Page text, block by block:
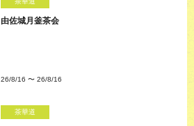
由佐城月釜茶会
26/8/16 〜 26/8/16
茶華道